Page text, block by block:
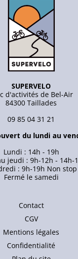
SUPERVELO
d'activités de Bel-Air
84300 Taillades
09 85 04 31 21
du lundi au
Lundi : 14h - 19h
jeudi : 9h-12h - 14h-
: 9h-19h Non stop
Fermé le samedi
Contact
CGV
Mentions légales
Confidentialité